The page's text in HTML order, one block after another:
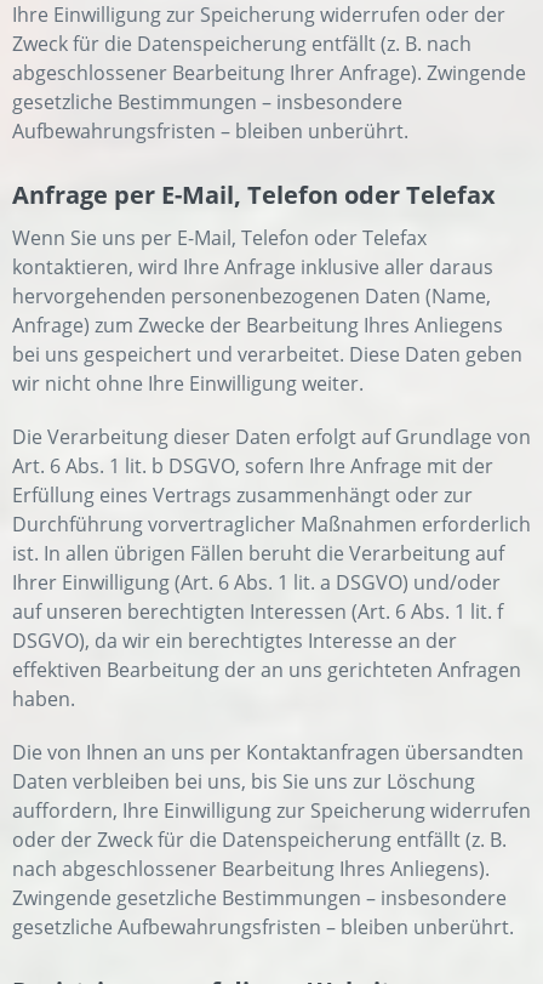
Ihre Einwilligung zur Speicherung widerrufen oder der
Zweck für die Datenspeicherung entfällt (z. B. nach
abgeschlossener Bearbeitung Ihrer Anfrage). Zwingende
gesetzliche Bestimmungen – insbesondere
Aufbewahrungsfristen – bleiben unberührt.
Anfrage per E-Mail, Telefon oder Telefax
Wenn Sie uns per E-Mail, Telefon oder Telefax
kontaktieren, wird Ihre Anfrage inklusive aller daraus
hervorgehenden personenbezogenen Daten (Name,
Anfrage) zum Zwecke der Bearbeitung Ihres Anliegens
bei uns gespeichert und verarbeitet. Diese Daten geben
wir nicht ohne Ihre Einwilligung weiter.
Die Verarbeitung dieser Daten erfolgt auf Grundlage von
Art. 6 Abs. 1 lit. b DSGVO, sofern Ihre Anfrage mit der
Erfüllung eines Vertrags zusammenhängt oder zur
Durchführung vorvertraglicher Maßnahmen erforderlich
ist. In allen übrigen Fällen beruht die Verarbeitung auf
Ihrer Einwilligung (Art. 6 Abs. 1 lit. a DSGVO) und/oder
auf unseren berechtigten Interessen (Art. 6 Abs. 1 lit. f
DSGVO), da wir ein berechtigtes Interesse an der
effektiven Bearbeitung der an uns gerichteten Anfragen
haben.
Die von Ihnen an uns per Kontaktanfragen übersandten
Daten verbleiben bei uns, bis Sie uns zur Löschung
auffordern, Ihre Einwilligung zur Speicherung widerrufen
oder der Zweck für die Datenspeicherung entfällt (z. B.
nach abgeschlossener Bearbeitung Ihres Anliegens).
Zwingende gesetzliche Bestimmungen – insbesondere
gesetzliche Aufbewahrungsfristen – bleiben unberührt.